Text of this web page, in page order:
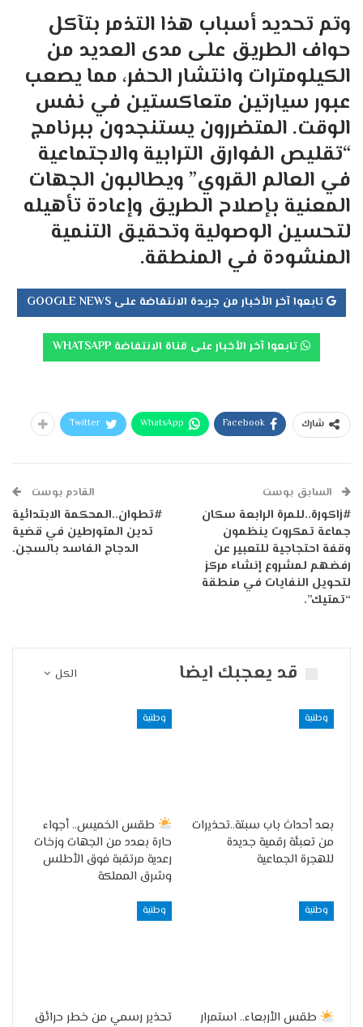
وتم تحديد أسباب هذا التذمر بتآكل
حواف الطريق على مدى العديد من
الكيلومترات وانتشار الحفر، مما يصعب
عبور سيارتين متعاكستين في نفس
الوقت. المتضررون يستنجدون ببرنامج
“تقليص الفوارق الترابية والاجتماعية
في العالم القروي” ويطالبون الجهات
المعنية بإصلاح الطريق وإعادة تأهيله
لتحسين الوصولية وتحقيق التنمية
المنشودة في المنطقة.
تابعوا آخر الأخبار من جريدة الانتفاضة على GOOGLE NEWS
تابعوا آخر الأخبار على قناة الانتفاضة WHATSAPP
شارك Facebook
WhatsApp
Twitter
السابق بوست
#زاكورة..للمرة الرابعة سكان
جماعة تمكروت ينظمون
وقفة احتجاجية للتعبير عن
رفضهم لمشروع إنشاء مركز
لتحويل النفايات في منطقة
“تمتيك”.
القادم بوست
#تطوان..المحكمة الابتدائية
تدين المتورطين في قضية
الدجاج الفاسد بالسجن.
الكل قد يعجبك ايضا
وطنية
بعد أحداث باب سبتة..تحذيرات
من تعبئة رقمية جديدة
للهجرة الجماعية
وطنية
طقس الخميس.. أجواء
حارة بعدد من الجهات وزخات
رعدية مرتقبة فوق الأطلس
وشرق المملكة
وطنية
طقس الأربعاء.. استمرار
وطنية
تحذير رسمي من خطر حرائق